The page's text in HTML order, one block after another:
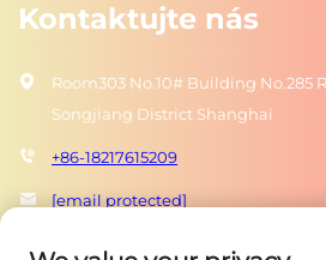
Kontaktujte nás
Room303 No.10# Building No.285
Songjiang District Shanghai
+86-18217615209
[email protected]